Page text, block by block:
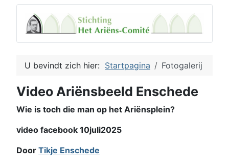
U bevindt zich hier: Startpagina Fotogalerij
Video Ariënsbeeld Enschede
Wie is toch die man op het Ariënsplein?
video facebook 10juli2025
Door Tikje Enschede